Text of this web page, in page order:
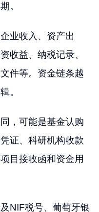
。
业收入、资产出
收益、纳税记录、
件等。资金链条越
。
，可能是基金认购
证、科研机构收款
目接收函和资金用
NIF税号、葡萄牙银